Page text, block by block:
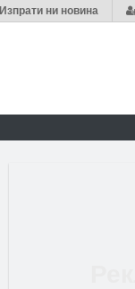
Изпрати ни новина